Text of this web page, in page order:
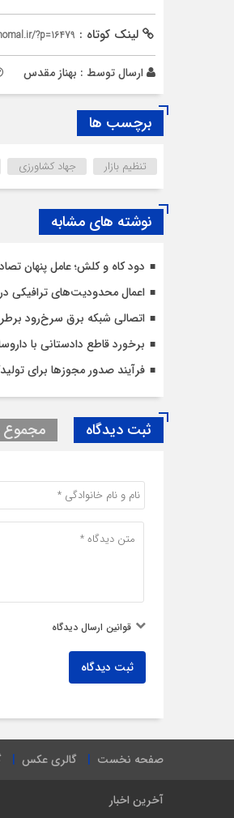
لینک کوتاه : ?p=16479
ارسال توسط : بهناز مقدس
برچسب ها
تنظیم بازار جهاد کشاورزی
نوشته های مشابه
دود کاه و کلش؛ عامل پنهان
اعمال محدودیت‌‌های ترافیکی
اتصالی شبکه برق سرخ‌رود
برخورد قاطع دادستانی با
فرآیند صدور مجوزها برای
ثبت دیدگاه مجموع
قوانین ارسال دیدگاه
ثبت دیدگاه
صفحه نخست گالری عکس
آخرین اخبار